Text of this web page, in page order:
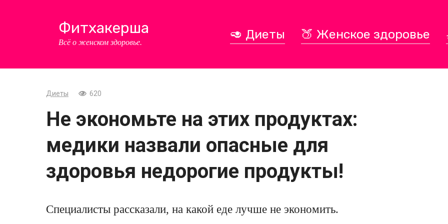
Фитхакерша
Всё о женском здоровье.
🥑 Диеты 🍑 Женское здоровье
Диеты 620
Не экономьте на этих продуктах:
медики назвали опасные для
здоровья недорогие продукты!
Специалисты рассказали, на какой еде лучше не экономить.